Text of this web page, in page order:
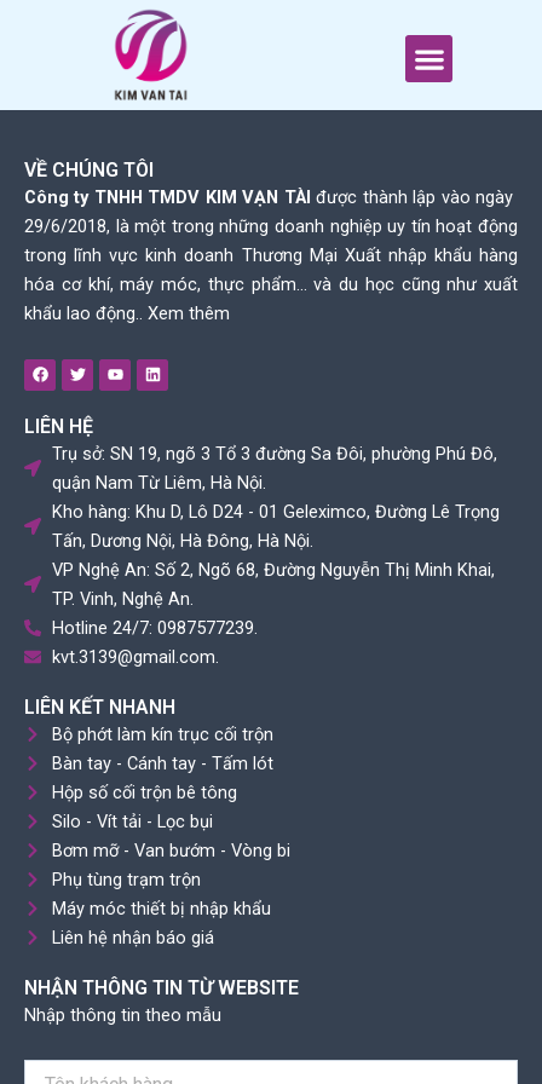
Menu
VỀ CHÚNG TÔI
Công ty TNHH TMDV KIM VẠN TÀI được thành lập vào ngày
29/6/2018, là một trong những doanh nghiệp uy tín hoạt động
trong lĩnh vực kinh doanh Thương Mại Xuất nhập khẩu hàng
hóa cơ khí, máy móc, thực phẩm… và du học cũng như xuất
khẩu lao động.. Xem thêm
F
a
c
e
b
o
k
T
w
i
t
r
Y
o
u
b
e
L
i
n
d
i
n
LIÊN HỆ
Trụ sở: SN 19, ngõ 3 Tổ 3 đường Sa Đôi, phường Phú Đô,
quận Nam Từ Liêm, Hà Nội.
Kho hàng: Khu D, Lô D24 - 01 Geleximco, Đường Lê Trọng
Tấn, Dương Nội, Hà Đông, Hà Nội.
VP Nghệ An: Số 2, Ngõ 68, Đường Nguyễn Thị Minh Khai,
TP. Vinh, Nghệ An.
Hotline 24/7: 0987577239.
kvt.3139@gmail.com.
LIÊN KẾT NHANH
Bộ phớt làm kín trục cối trộn
Bàn tay - Cánh tay - Tấm lót
Hộp số cối trộn bê tông
Silo - Vít tải - Lọc bụi
Bơm mỡ - Van bướm - Vòng bi
Phụ tùng trạm trộn
Máy móc thiết bị nhập khẩu
Liên hệ nhận báo giá
NHẬN THÔNG TIN TỪ WEBSITE
Nhập thông tin theo mẫu